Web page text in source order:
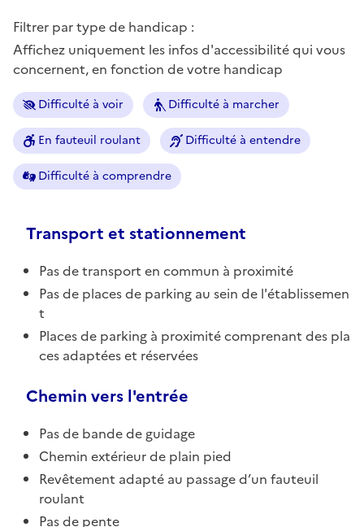
Filtrer par type de handicap :
Affichez uniquement les infos d'accessibilité qui vous
concernent, en fonction de votre handicap
Difficulté à voir Difficulté à marcher
En fauteuil roulant Difficulté à entendre
Difficulté à comprendre
Transport et stationnement
Pas de transport en commun à proximité
Pas de places de parking au sein de l'établissemen
t
Places de parking à proximité comprenant des pla
ces adaptées et réservées
Chemin vers l'entrée
Pas de bande de guidage
Chemin extérieur de plain pied
Revêtement adapté au passage d’un fauteuil
roulant
Pas de pente